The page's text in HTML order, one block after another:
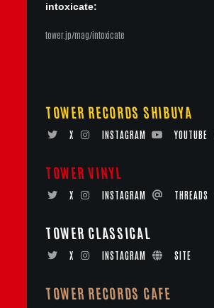
intoxicate:
tower.jp/mag/intoxicate
TOWER RECORDS SHIBUYA
X INSTAGRAM YOUTUBE
TOWER VINYL
X INSTAGRAM THREADS
TOWER CLASSICAL
X INSTAGRAM SITE
TOWER RECORDS CAFE